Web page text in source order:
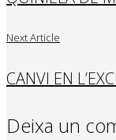
Next Article
CANVI EN
Deixa un